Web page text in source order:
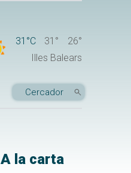
31°C 31°
26°
Illes Balears
A la carta